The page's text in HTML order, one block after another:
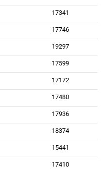
17341
17746
19297
17599
17172
17480
17936
18374
15441
17410